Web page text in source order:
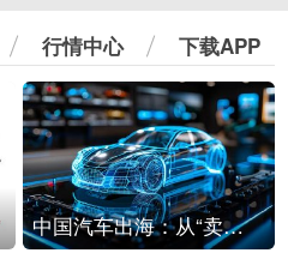
行情中心 下载APP
中国汽车出海：从“卖出去”到“走进去”